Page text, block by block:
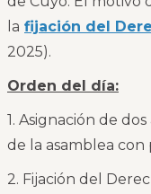
la fijación del
2025).
Orden del día:
1. Asignación de
de la asamblea con
2. Fijación del